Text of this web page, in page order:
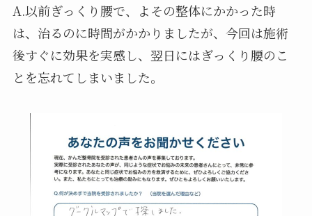
A.以前ぎっくり腰で、よその整体にかかった時
は、治るのに時間がかかりましたが、今回は施術
後すぐに効果を実感し、翌日にはぎっくり腰のこ
とを忘れてしまいました。